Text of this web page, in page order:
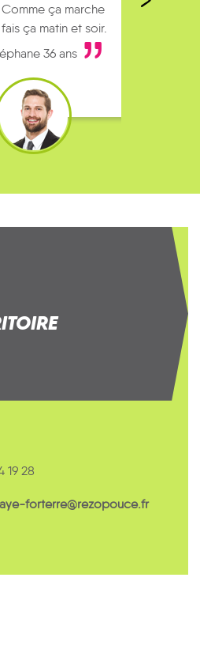
ça marche
ça matin et soir.
36 ans
19 28
forterre@rezopouce.fr